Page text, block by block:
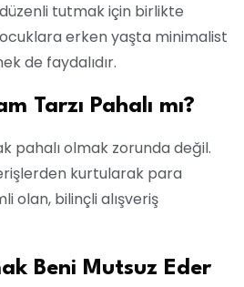
tutmak için birlikte
erken yaşta minimalist
de faydalıdır.
Tarzı Pahalı mı?
pahalı olmak zorunda değil.
kurtularak para
olan, bilinçli alışveriş
Beni Mutsuz Eder